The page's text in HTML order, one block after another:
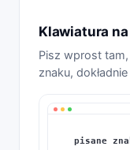
Klawiatura
Pisz wprost
znaku,
pisane